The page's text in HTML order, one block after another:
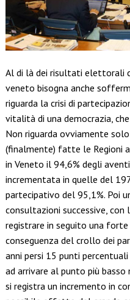
Al di là dei risultati elettorali
veneto bisogna anche
riguarda la crisi di
vitalità di una democrazia,
Non riguarda ovviamente
(finalmente) fatte le Regioni
in Veneto il 94,6% degli
incrementata in quelle del
partecipativo del 95,1%. Poi
consultazioni successive,
registrare in seguito una
conseguenza del crollo dei
anni persi 15 punti
ad arrivare al punto più
si registra un incremento in